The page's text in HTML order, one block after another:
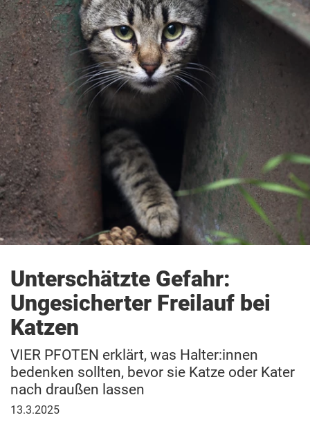
Unterschätzte Gefahr:
Ungesicherter Freilauf bei
Katzen
VIER PFOTEN erklärt, was Halter:innen
bedenken sollten, bevor sie Katze oder Kater
nach draußen lassen
13.
13.3.2025